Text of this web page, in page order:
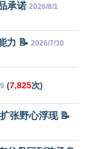
承诺 2026/8/1
力 📝 2026/7/30
(7,825次)
张野心浮现 📝